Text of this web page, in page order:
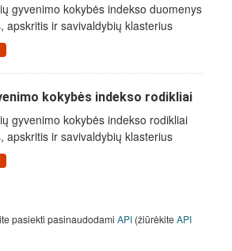
gyvenimo kokybės indekso duomenys
apskritis ir savivaldybių klasterius
kokybės indekso rodikliai
gyvenimo kokybės indekso rodikliai
apskritis ir savivaldybių klasterius
pasiekti pasinaudodami API (žiūrėkiteAPI